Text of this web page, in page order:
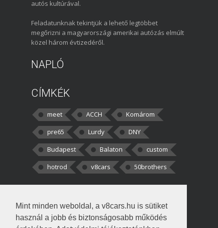
Mint minden weboldal, a v8cars.hu is sütiket
használ a jobb és biztonságosabb működés
autós kultúrával.
Feladatunknak tekintjük a lehető legtöbbet
megőrizni a magyarországi amerikai autózás elmúlt
közel három évtizedéről.
NAPLÓ
CÍMKÉK
meet ACCH
Komárom
pre65
Lurdy
DNY
Budapest
Balaton
custom
hotrod
v8cars 50brothers
kortisz:Elszúrtam! Én csak két
darabbaal számoltam. Nem tudtam, hogy fél autót,